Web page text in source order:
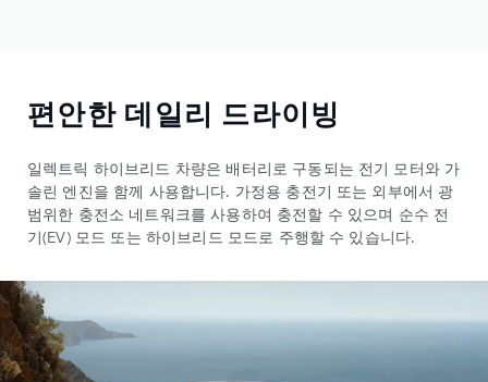
편안한 데일리 드라이빙
일렉트릭 하이브리드 차량은 배터리로 구동되는 전기 모터와 가
솔린 엔진을 함께 사용합니다. 가정용 충전기 또는 외부에서 광
범위한 충전소 네트워크를 사용하여 충전할 수 있으며 순수 전
기(EV) 모드 또는 하이브리드 모드로 주행할 수 있습니다.